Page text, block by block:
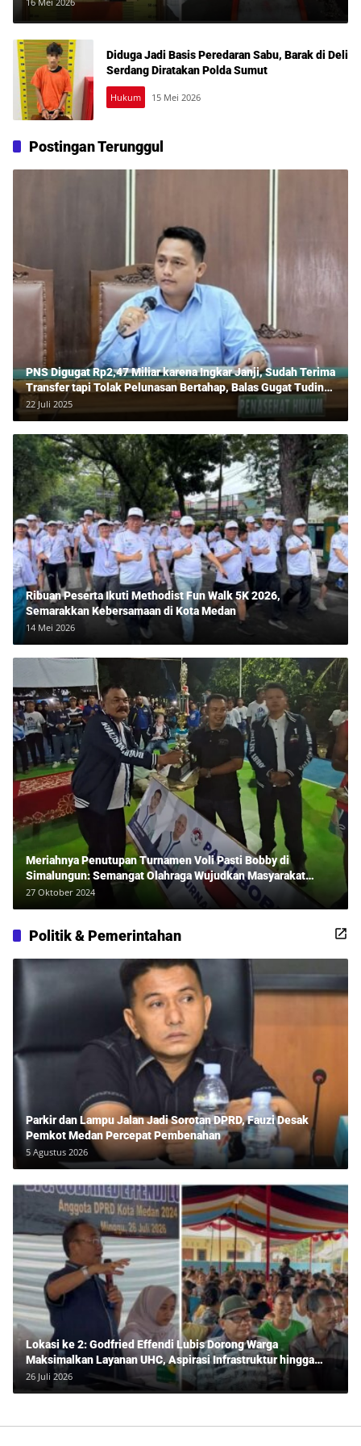
Diduga Jadi Basis Peredaran Sabu, Barak di Deli
Serdang Diratakan Polda Sumut
Hukum 15 Mei 2026
Postingan Terunggul
PNS Digugat Rp2,47 Miliar karena Ingkar Janji, Sudah Terima
Transfer tapi Tolak Pelunasan Bertahap, Balas Gugat Tuding
Lawan Tipu Rp850 Juta
22 Juli 2025
Ribuan Peserta Ikuti Methodist Fun Walk 5K 2026,
Semarakkan Kebersamaan di Kota Medan
14 Mei 2026
Meriahnya Penutupan Turnamen Voli Pasti Bobby di
Simalungun: Semangat Olahraga Wujudkan Masyarakat
Sehat Bersama Erwan Rozadi dan Ribuan Penonton!
27 Oktober 2024
Politik & Pemerintahan
Parkir dan Lampu Jalan Jadi Sorotan DPRD, Fauzi Desak
Pemkot Medan Percepat Pembenahan
5 Agustus 2026
Lokasi ke 2: Godfried Effendi Lubis Dorong Warga
Maksimalkan Layanan UHC, Aspirasi Infrastruktur hingga
Pendidikan Mengemuka dalam Reses Medan Amplas
26 Juli 2026